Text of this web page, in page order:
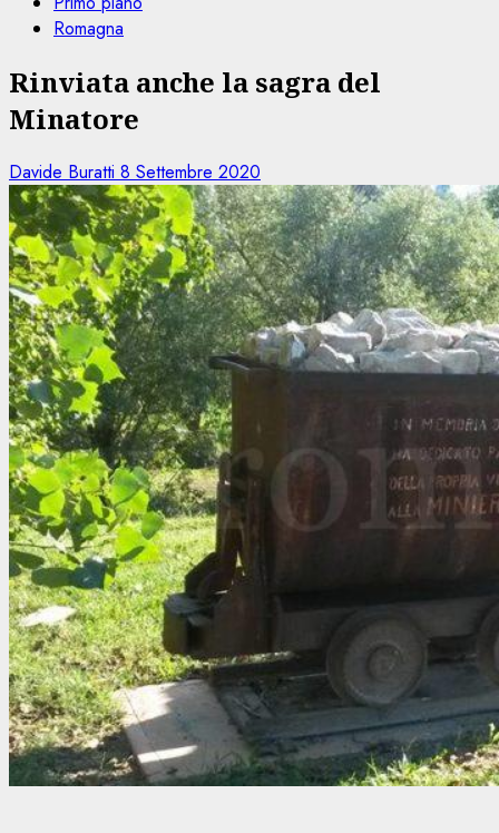
Romagna
Rinviata anche la sagra del
Minatore
Davide Buratti 8 Settembre 2020